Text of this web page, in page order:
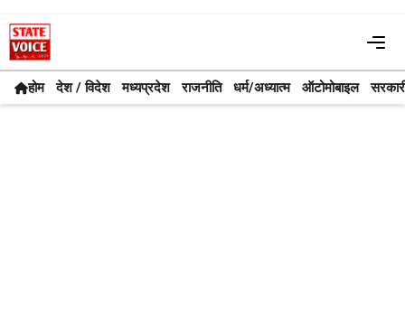
Skip
to
content
होम देश / विदेश मध्यप्रदेश राजनीति धर्म/अध्यात्म ऑटोमोबाइल